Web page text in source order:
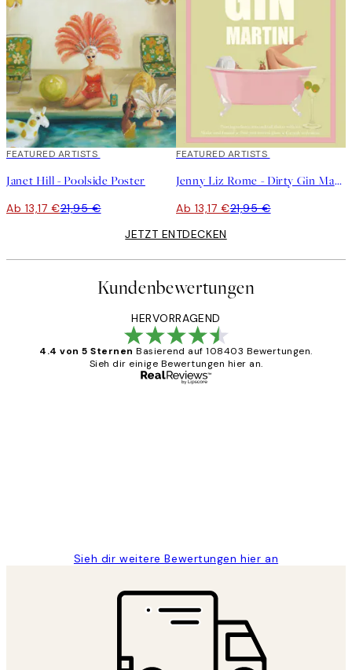
40%*
FEATURED ARTISTS
Janet Hill - Poolside Poster
Ab 13,17 €21,95 €
40%*
FEATURED ARTISTS
Jenny Liz Rome - Dirty Gin Martini Poster
Ab 13,17 €21,95 €
JETZT ENTDECKEN
Kundenbewertungen
HERVORRAGEND
4.4 von 5 Sternen Basierend auf 108403 Bewertungen.
Sieh dir einige Bewertungen hier an.
Sieh dir weitere Bewertungen hier an